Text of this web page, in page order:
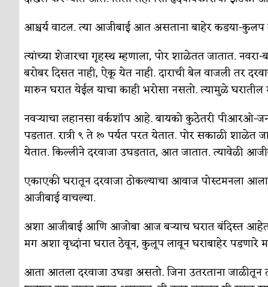
आश्चर्य वाटल. त्या आजीबाई आत असताना बाहेर कडया-
त्यांच्या शेजारचा गृहस्थ म्हणाला, पोर शाळेतत जातात.
बरोबर दिसत नाही, ऐकू येत नाही. दाराची बेल वाजली तर
मारुन घरात येईल याचा काही भरोसा नसतो. त्यामुळे
नवऱ्याचा लहानसा वर्कशॉप आहे. बायको कुठेतरी पीआरओ-
पडतात. रात्री ९ ते १० पर्यत परत येतात. पोर सकाळी
येतात. किल्लीने दरवाजा उघडतात, आत जातात. त्यावेळी
एकाएकी घरातून दरवाजा ठोकल्याचा आवाज पोस्टमनला
आजीबाई वाचल्या.
अशा आजीबाई आणि आजोबा आज बऱ्याच घरात बंदिस्त आहेत.
मग अशा वृध्दांना घरात ठेवून, कुलूप लावून घराबाहेर
आता आतला दरवाजा उघडा असतो. जिना उतरताना जाळीतून